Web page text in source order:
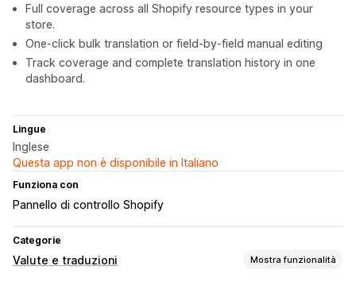
Full coverage across all Shopify resource types in your
store.
One-click bulk translation or field-by-field manual editing
Track coverage and complete translation history in one
dashboard.
Lingue
Inglese
Questa app non è disponibile in Italiano
Funziona con
Pannello di controllo Shopify
Categorie
Valute e traduzioni Mostra funzionalità